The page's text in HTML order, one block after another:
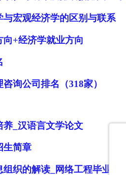
宏观经济学的区别与联系
+经济学就业方向
询公司排名（318家）
_汉语言文学论文
生简章
织的解读_网络工程毕业论文